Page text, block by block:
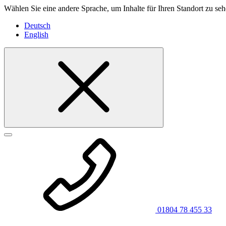
Wählen Sie eine andere Sprache, um Inhalte für Ihren Standort zu
Deutsch
English
01804 78 455 33